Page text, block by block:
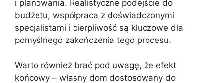
i planowania. Realistyczne podejście do
budżetu, współpraca z doświadczonymi
specjalistami i cierpliwość są kluczowe dla
pomyślnego zakończenia tego procesu.
Warto również brać pod uwagę, że efekt
końcowy – własny dom dostosowany do